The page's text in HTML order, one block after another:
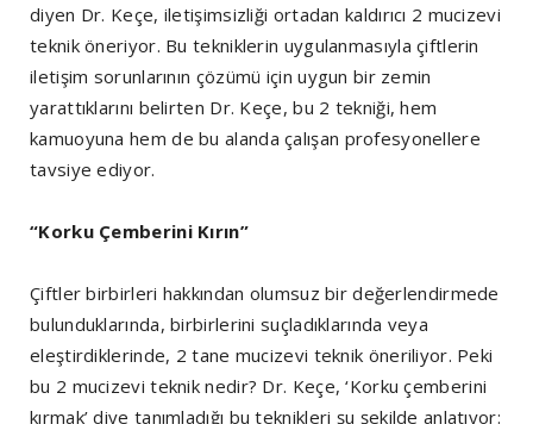
diyen Dr. Keçe, iletişimsizliği ortadan kaldırıcı 2 mucizevi
teknik öneriyor. Bu tekniklerin uygulanmasıyla çiftlerin
iletişim sorunlarının çözümü için uygun bir zemin
yarattıklarını belirten Dr. Keçe, bu 2 tekniği, hem
kamuoyuna hem de bu alanda çalışan profesyonellere
tavsiye ediyor.
“Korku Çemberini Kırın”
Çiftler birbirleri hakkından olumsuz bir değerlendirmede
bulunduklarında, birbirlerini suçladıklarında veya
eleştirdiklerinde, 2 tane mucizevi teknik öneriliyor. Peki
bu 2 mucizevi teknik nedir? Dr. Keçe, ‘Korku çemberini
kırmak’ diye tanımladığı bu teknikleri şu şekilde anlatıyor: